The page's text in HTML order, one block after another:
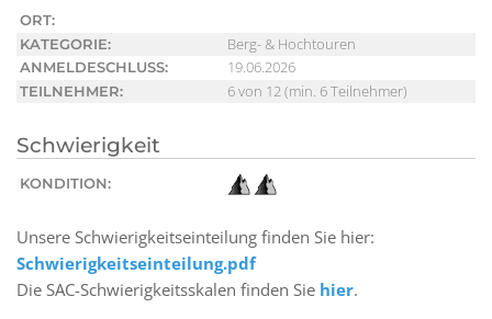
ORT:
KATEGORIE:
Berg- & Hochtouren
ANMELDESCHLUSS: 19.06.2026
TEILNEHMER: 6 von 12 (min. 6 Teilnehmer)
Schwierigkeit
KONDITION:
Unsere Schwierigkeitseinteilung finden Sie hier:
Schwierigkeitseinteilung.pdf
Die SAC-Schwierigkeitsskalen finden Sie hier.